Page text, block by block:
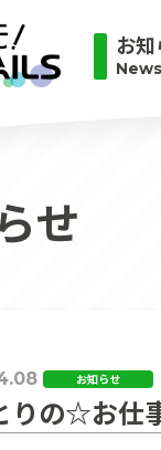
お
News
せ
お知らせ
りの☆お仕